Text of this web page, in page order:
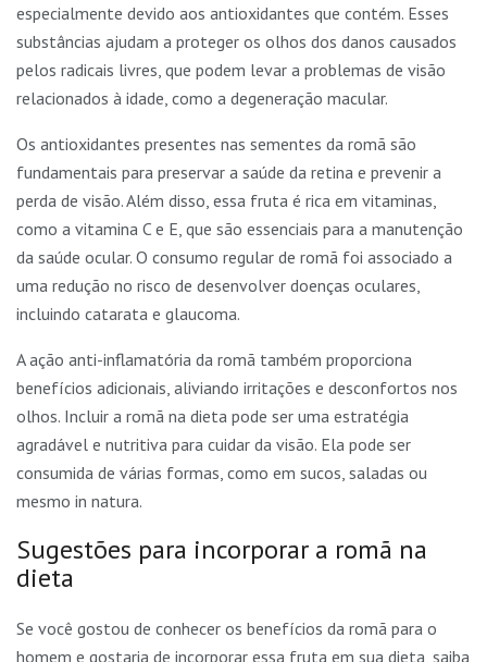
especialmente devido aos antioxidantes que contém. Esses
substâncias ajudam a proteger os olhos dos danos causados
pelos radicais livres, que podem levar a problemas de visão
relacionados à idade, como a degeneração macular.
Os antioxidantes presentes nas sementes da romã são
fundamentais para preservar a saúde da retina e prevenir a
perda de visão. Além disso, essa fruta é rica em vitaminas,
como a vitamina C e E, que são essenciais para a manutenção
da saúde ocular. O consumo regular de romã foi associado a
uma redução no risco de desenvolver doenças oculares,
incluindo catarata e glaucoma.
A ação anti-inflamatória da romã também proporciona
benefícios adicionais, aliviando irritações e desconfortos nos
olhos. Incluir a romã na dieta pode ser uma estratégia
agradável e nutritiva para cuidar da visão. Ela pode ser
consumida de várias formas, como em sucos, saladas ou
mesmo in natura.
Sugestões para incorporar a romã na
dieta
Se você gostou de conhecer os benefícios da romã para o
homem e gostaria de incorporar essa fruta em sua dieta, saiba